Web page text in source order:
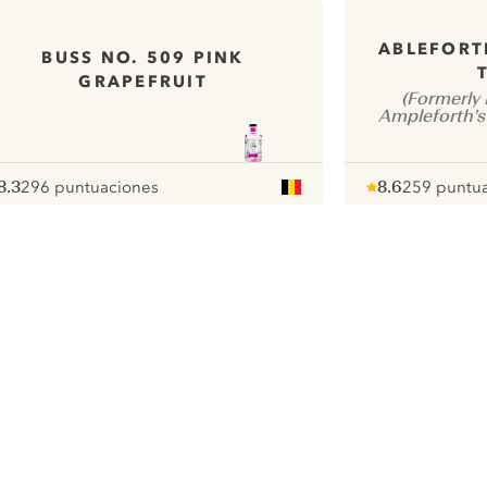
BUSS NO. 509 PINK
GRAPEFRUIT
pour
296 puntuaciones
(Formerly
8.6
pour
259